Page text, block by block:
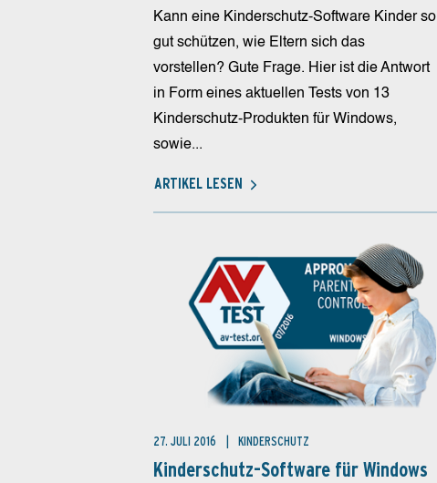
Kann eine Kinderschutz-Software Kinder so
gut schützen, wie Eltern sich das
vorstellen? Gute Frage. Hier ist die Antwort
in Form eines aktuellen Tests von 13
Kinderschutz-Produkten für Windows,
sowie...
ARTIKEL LESEN
27. JULI 2016 KINDERSCHUTZ
Kinderschutz-Software für Windows